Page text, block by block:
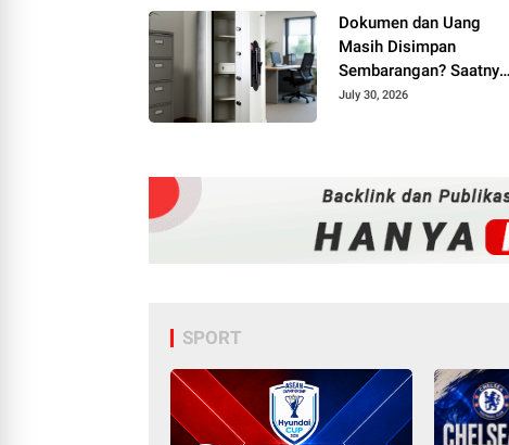
Dokumen dan Uang
Masih Disimpan
Sembarangan? Saatnya
Beralih ke Brankas
July 30, 2026
SPORT